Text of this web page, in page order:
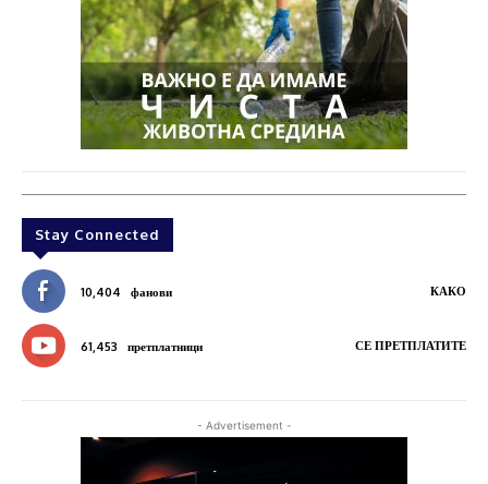
Stay Connected
10,404 фанови КАКО
61,453 претплатници СЕ ПРЕТПЛАТИТЕ
- Advertisement -